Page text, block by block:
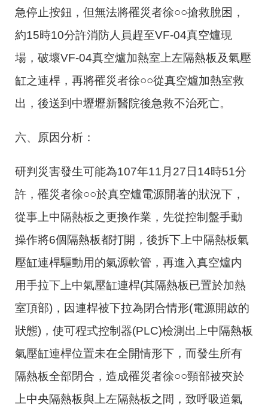
急停止按鈕，但無法將罹災者徐○○搶救脫困，
約15時10分許消防人員趕至VF-04真空爐現
場，破壞VF-04真空爐加熱室上左隔熱板及氣壓
缸之連桿，再將罹災者徐○○從真空爐加熱室救
出，後送到中壢壢新醫院後急救不治死亡。
六、原因分析：
研判災害發生可能為107年11 月 27 日 14時51分
許，罹災者徐○○於真空爐電源開著的狀況下，
從事上中隔熱板之更換作業，先從控制盤手動
操作將6個隔熱板都打開，後拆下上中隔熱板氣
壓缸連桿驅動用的氣源軟管，再進入真空爐内
用手拉下上中氣壓缸連桿(其隔熱板已置於加熱
室頂部) ，因連桿被下拉為閉合情形(電源開啟的
狀態) ，使可程式控制器(PLC)檢測出上中隔熱板
氣壓缸連桿位置未在全開情形下，而發生所有
隔熱板全部閉合，造成罹災者徐○○頸部被夾於
上中央隔熱板與上左隔熱板之間，致呼吸道氣